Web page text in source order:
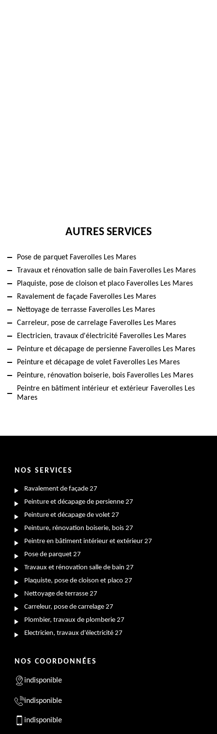
AUTRES SERVICES
Pose de parquet Faverolles Les Mares
Travaux et rénovation salle de bain Faverolles Les Mares
Plaquiste, pose de cloison et placo Faverolles Les Mares
Ravalement de façade Faverolles Les Mares
Nettoyage de terrasse Faverolles Les Mares
Carreleur, pose de carrelage Faverolles Les Mares
Electricien, travaux d'électricité Faverolles Les Mares
Peinture et décapage de persienne Faverolles Les Mares
Peinture et décapage de volet Faverolles Les Mares
Peinture, rénovation boiserie, bois Faverolles Les Mares
Peintre en bâtiment intérieur et extérieur Faverolles Les
Mares
NOS SERVICES
Ravalement de façade 27
Peinture et décapage de persienne 27
Peinture et décapage de volet 27
Peinture, rénovation boiserie, bois 27
Peintre en bâtiment intérieur et extérieur 27
Pose de parquet 27
Travaux et rénovation salle de bain 27
Plaquiste, pose de cloison et placo 27
Nettoyage de terrasse 27
Carreleur, pose de carrelage 27
Plombier, travaux de plomberie 27
Electricien, travaux d'électricité 27
NOS COORDONNÉES
indisponible
indisponible
indisponible